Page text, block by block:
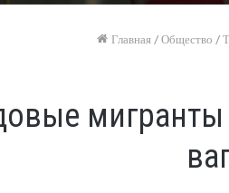
Главная /Общество /